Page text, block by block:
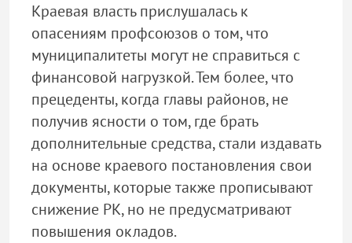
Краевая власть прислушалась к
опасениям профсоюзов о том, что
муниципалитеты могут не справиться с
финансовой нагрузкой. Тем более, что
прецеденты, когда главы районов, не
получив ясности о том, где брать
дополнительные средства, стали издавать
на основе краевого постановления свои
документы, которые также прописывают
снижение РК, но не предусматривают
повышения окладов.